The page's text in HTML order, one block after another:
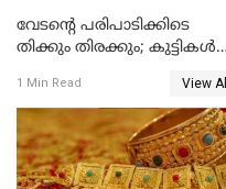
വേടന്റെ പരിപാടിക്കിടെ
തിക്കും തിരക്കും; കുട്ടികള്‍
പരിക്ക്; പാളം മറികടന്ന
യുവാവ് ട്രെയിന്‍ തട്ടി മരിച്ചു
1 Min Read View All